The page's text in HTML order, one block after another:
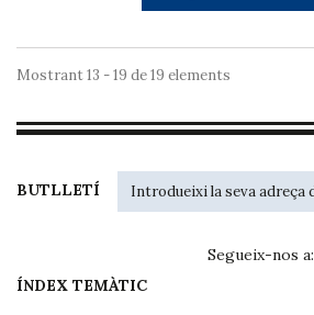
Mostrant 13 - 19 de 19 elements
BUTLLETÍ
Segueix-nos a:
ÍNDEX TEMÀTIC